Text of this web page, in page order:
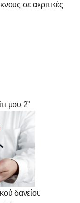
σε ακριτικές
μου 2”
δανείου